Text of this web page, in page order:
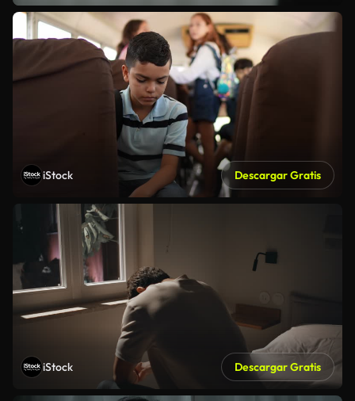
iStock Descargar Gratis
iStock Descargar Gratis